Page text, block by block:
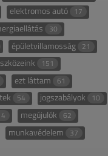
elektromos autó 17
30
épületvillamosság 21
151
ezt láttam 61
54 jogszabályok 10
megújulók 62
munkavédelem 37